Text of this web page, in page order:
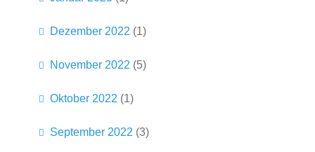
Dezember 2022 (1)
November 2022 (5)
Oktober 2022 (1)
September 2022 (3)